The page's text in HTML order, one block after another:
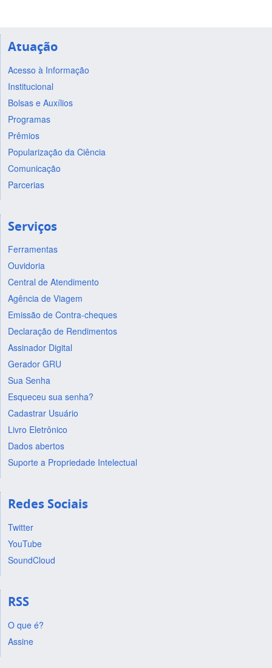
Atuação
Acesso à Informação
Institucional
Bolsas e Auxílios
Programas
Prêmios
Popularização da Ciência
Comunicação
Parcerias
Serviços
Ferramentas
Ouvidoria
Central de Atendimento
Agência de Viagem
Emissão de Contra-cheques
Declaração de Rendimentos
Assinador Digital
Gerador GRU
Sua Senha
Esqueceu sua senha?
Cadastrar Usuário
Livro Eletrônico
Dados abertos
Suporte a Propriedade Intelectual
Redes Sociais
Twitter
YouTube
SoundCloud
RSS
O que é?
Assine